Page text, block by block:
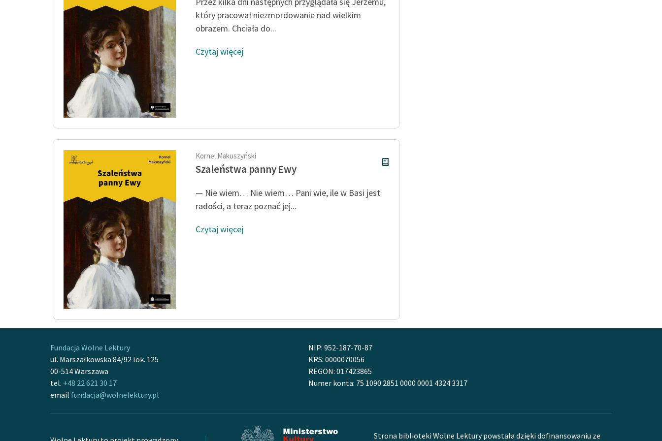
Odkurzamy bohaterów
który pracował niezmordowanie nad wielkim
obrazem. Chciała do...
Czytaj więcej
Kornel Makuszyński
Szaleństwa panny Ewy
— Nie wiem… Nie wiem… Pani wie, ile w Basi jest
radości, a teraz poznać jej...
Czytaj więcej
Fundacja Wolne Lektury
ul. Marszałkowska 84/92 lok. 125
00-514 Warszawa
tel. +48 22 621 30 17
email fundacja@wolnelektury.pl
NIP: 952-187-70-87
KRS: 0000070056
REGON: 017423865
Numer konta: 75 1090 2851 0000 0001 4324 3317
Strona biblioteki Wolne Lektury powstała dzięki dofinansowaniu ze